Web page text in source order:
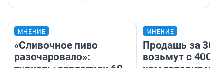
МНЕНИЕ
«Сливочное пиво
разочаровало»:
МНЕНИЕ
Продашь за
возьмут с